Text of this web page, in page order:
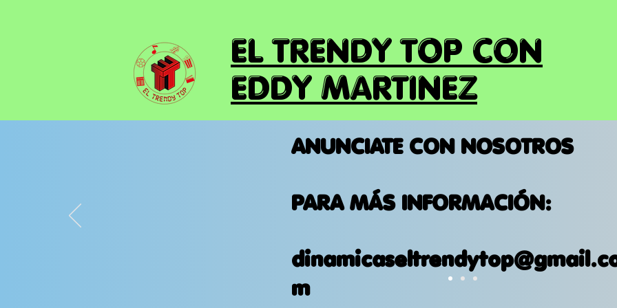
EL TRENDY TOP CON
EDDY MARTINEZ
ANUNCIATE CON NOSOTROS
PARA MÁS INFORMACIÓN:
m